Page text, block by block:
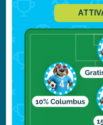
Per chi desidera
comePlocee
Meno famose ma
un ambiente più
Petrovac
, con la